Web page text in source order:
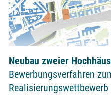
Neubau zweier
Bewerbungsverfahren